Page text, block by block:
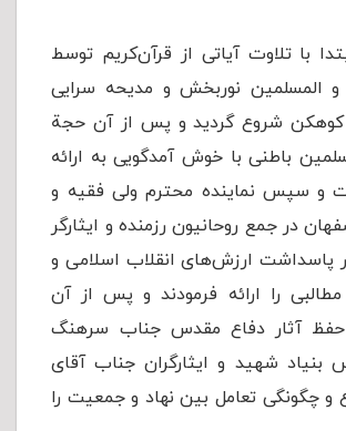
با تلاوت آیاتی از قرآن‌كریم توسط
و المسلمین نوربخش و مدیحه سرایی
کوهکن شروع گردید و پس از آن حجة
باطنی با خوش آمدگویی به ارائه
و سپس نماینده محترم ولی فقیه و
در جمع روحانیون رزمنده و ایثارگر
پاسداشت ارزش‌های انقلاب اسلامی و
را ارائه فرمودند و پس از آن
حفظ آثار دفاع مقدس جناب سرهنگ
بنیاد شهید و ایثارگران جناب آقای
و چگونگی تعامل بین نهاد و جمعیت را